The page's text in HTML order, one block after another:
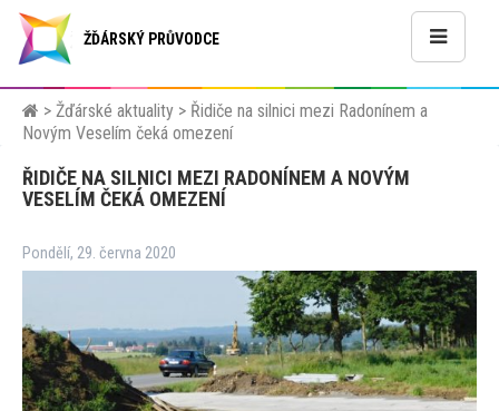
ŽĎÁRSKÝ PRŮVODCE
> Žďárské aktuality > Řidiče na silnici mezi Radonínem a
Novým Veselím čeká omezení
ŘIDIČE NA SILNICI MEZI RADONÍNEM A NOVÝM
VESELÍM ČEKÁ OMEZENÍ
Pondělí, 29. června 2020